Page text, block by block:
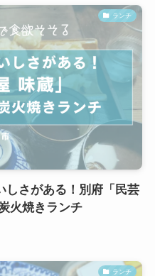
ランチ
しさがある！別府「民芸
火焼きランチ
ランチ